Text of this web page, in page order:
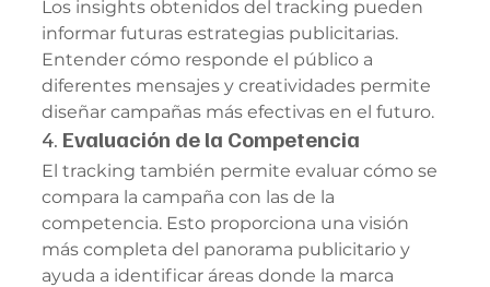
Los insights obtenidos del tracking pueden
informar futuras estrategias publicitarias.
Entender cómo responde el público a
diferentes mensajes y creatividades permite
diseñar campañas más efectivas en el futuro.
4. Evaluación de la Competencia
El tracking también permite evaluar cómo se
compara la campaña con las de la
competencia. Esto proporciona una visión
más completa del panorama publicitario y
ayuda a identificar áreas donde la marca